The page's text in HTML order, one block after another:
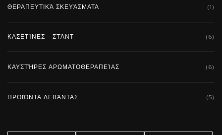
ΘΕΡΑΠΕΥΤΙΚΆ ΣΚΕΥΆΣΜΑΤΑ (1)
ΚΑΣΕΤΊΝΕΣ – ΣΤΆΝΤ (6)
ΚΑΥΣΤΉΡΕΣ ΑΡΩΜΑΤΟΘΕΡΑΠΕΊΑΣ (6)
ΠΡΟΪΌΝΤΑ ΛΕΒΆΝΤΑΣ (5)